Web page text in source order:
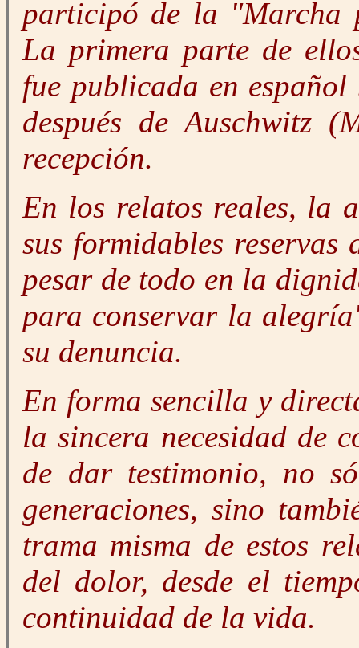
participó de la "Marcha
La primera parte de
fue publicada en
después de Auschwitz
recepción.
En los relatos reales, la
sus formidables reservas
pesar de todo en la
para conservar la
su denuncia.
En forma sencilla y
la sincera necesidad de
de dar testimonio, no
generaciones, sino
trama misma de estos
del dolor, desde el
continuidad de la vida.